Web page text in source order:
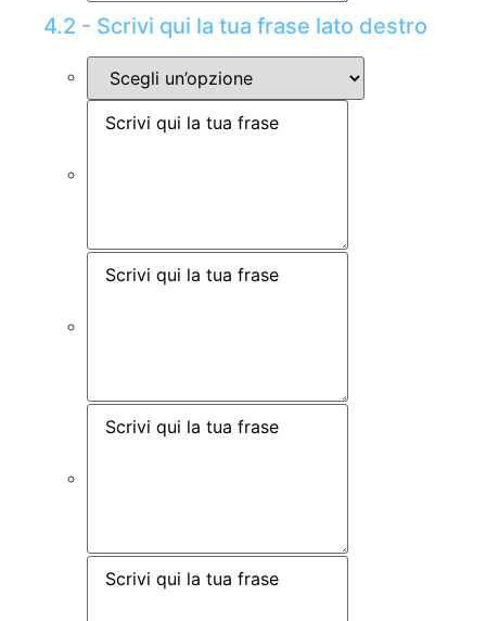
4.2 - Scrivi qui la tua frase lato destro